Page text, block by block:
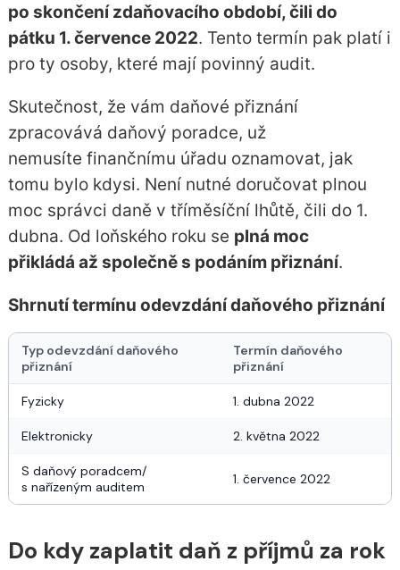
po skončení zdaňovacího období, čili do
pátku 1. července 2022. Tento termín pak platí i
pro ty osoby, které mají povinný audit.
Skutečnost, že vám daňové přiznání
zpracovává daňový poradce, už
nemusíte finančnímu úřadu oznamovat, jak
tomu bylo kdysi. Není nutné doručovat plnou
moc správci daně v tříměsíční lhůtě, čili do 1.
dubna. Od loňského roku se plná moc
přikládá až společně s podáním přiznání.
Shrnutí termínu odevzdání daňového přiznání
Typ odevzdání daňového
přiznání
Termín daňového
přiznání
Fyzicky 1. dubna 2022
Elektronicky 2. května 2022
S daňový poradcem/
s nařízeným auditem
1. července 2022
Do kdy zaplatit daň z příjmů za rok